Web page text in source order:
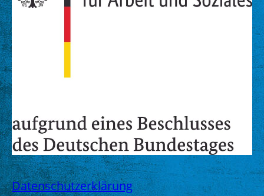
Datenschutzerklärung